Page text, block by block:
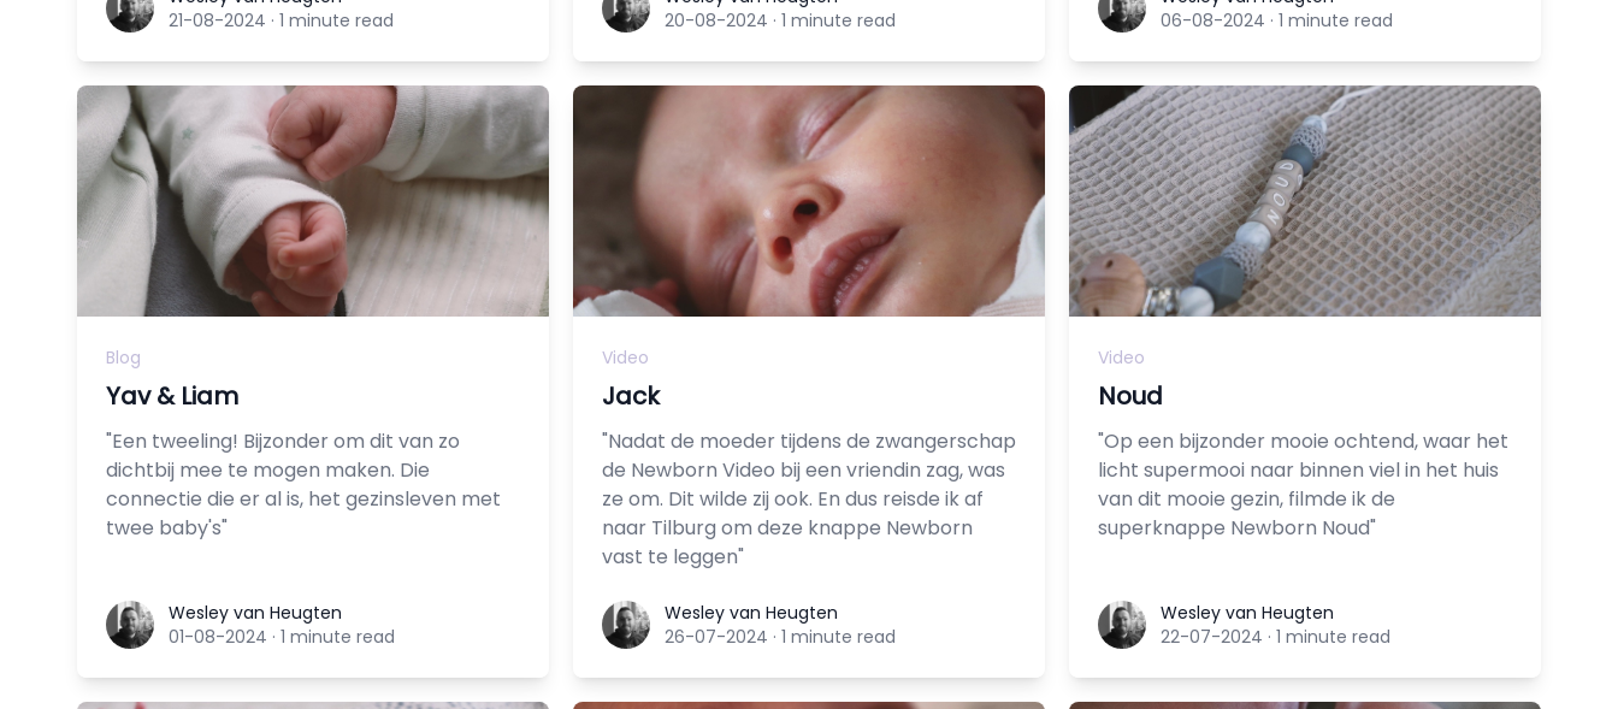
21-08-2024 · 1 minute read
20-08-2024 · 1 minute read
06-08-2024 · 1 minute read
Blog
Yav & Liam
"Een tweeling! Bijzonder om dit van zo
dichtbij mee te mogen maken. Die
connectie die er al is, het gezinsleven met
twee baby's"
Wesley van Heugten
Wesley van Heugten
01-08-2024 · 1 minute read
Video
Jack
"Nadat de moeder tijdens de zwangerschap
de Newborn Video bij een vriendin zag, was
ze om. Dit wilde zij ook. En dus reisde ik af
naar Tilburg om deze knappe Newborn
vast te leggen"
Wesley van Heugten
Wesley van Heugten
26-07-2024 · 1 minute read
Video
Noud
"Op een bijzonder mooie ochtend, waar het
licht supermooi naar binnen viel in het huis
van dit mooie gezin, filmde ik de
superknappe Newborn Noud"
Wesley van Heugten
Wesley van Heugten
22-07-2024 · 1 minute read